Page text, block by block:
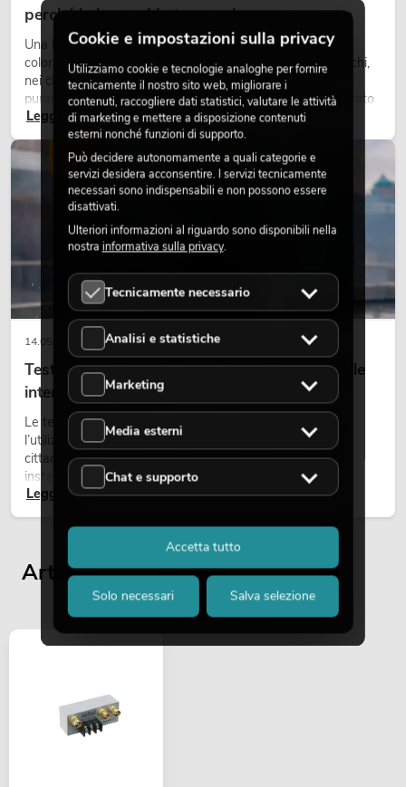
perché la luce calda torna ad avere successo
Una luce molto calda, superfici luminose visibili e accenti
colorati caratterizzano molti lighting design attuali su palchi,
nei club e negli eventi. La luce rétro non è un effetto
puramente nostalgico, ma uno strumento di design utilizzato
in modo consapevole: crea atmosfera, dona carattere alle
scene e può rendere più emozionali i setup LED tecnici.
Leggi ora
14.05.2026
Teste mobili outdoor: teste mobili resistenti alle
intemperie per eventi
Le teste mobili outdoor sono proiettori motorizzati per
l’utilizzo all’aperto. Vengono impiegate in festival, feste
cittadine, concerti open-air, allestimenti architetturali e
installazioni temporanee all’esterno.
Leggi ora
LUCE
Articoli visualizzati per ultimi
Cookie e impostazioni sulla privacy
Utilizziamo cookie e tecnologie analoghe per fornire
tecnicamente il nostro sito web, migliorare i
contenuti, raccogliere dati statistici, valutare le attività
di marketing e mettere a disposizione contenuti
esterni nonché funzioni di supporto.
Può decidere autonomamente a quali categorie e
servizi desidera acconsentire. I servizi tecnicamente
necessari sono indispensabili e non possono essere
disattivati.
Ulteriori informazioni al riguardo sono disponibili nella
nostra informativa sulla privacy.
Tecnicamente necessario
Analisi e statistiche
Marketing
Media esterni
Chat e supporto
Solo necessari Salva selezione
Accetta tutto